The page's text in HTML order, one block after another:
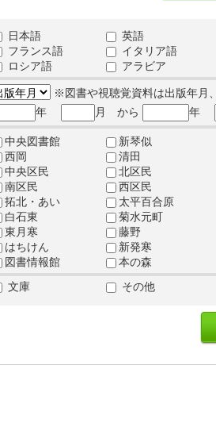
日本語
英語
フランス語
イタリア語
ロシア語
アラビア
※図書や視聴覚資料は出版年月
年
月 から 年
中央図書館
新琴似
西岡
清田
中央区民
北区民
南区民
西区民
拓北・あい
太平百合原
白石東
菊水元町
東月寒
藤野
はちけん
新発寒
図書情報館
本の森
文庫 その他